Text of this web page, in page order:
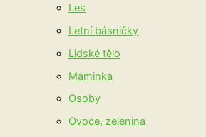
Les
Letní básničky
Lidské tělo
Maminka
Osoby
Ovoce, zelenina